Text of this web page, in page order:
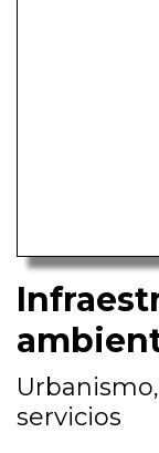
servicios